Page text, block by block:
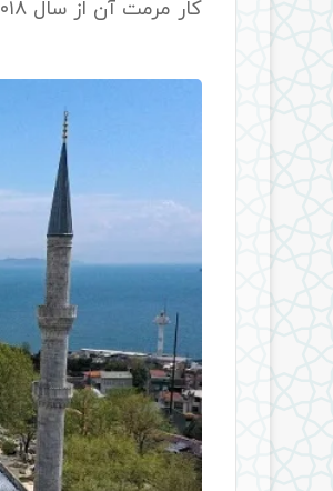
کار مرمت آن از سال ۲۰۱۸ آغاز شده بود، بازگشایی کرد.